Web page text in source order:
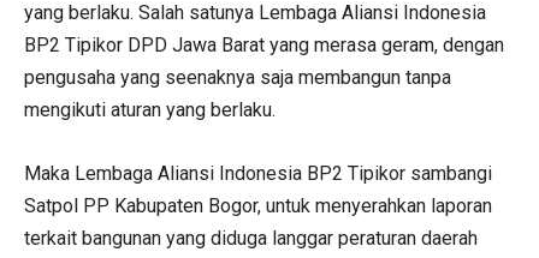
yang berlaku. Salah satunya Lembaga Aliansi Indonesia
BP2 Tipikor DPD Jawa Barat yang merasa geram, dengan
pengusaha yang seenaknya saja membangun tanpa
mengikuti aturan yang berlaku.
Maka Lembaga Aliansi Indonesia BP2 Tipikor sambangi
Satpol PP Kabupaten Bogor, untuk menyerahkan laporan
terkait bangunan yang diduga langgar peraturan daerah